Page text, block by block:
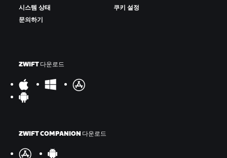
시스템 상태
문의하기
쿠키 설정
ZWIFT 다운로드
ZWIFT COMPANION 다운로드